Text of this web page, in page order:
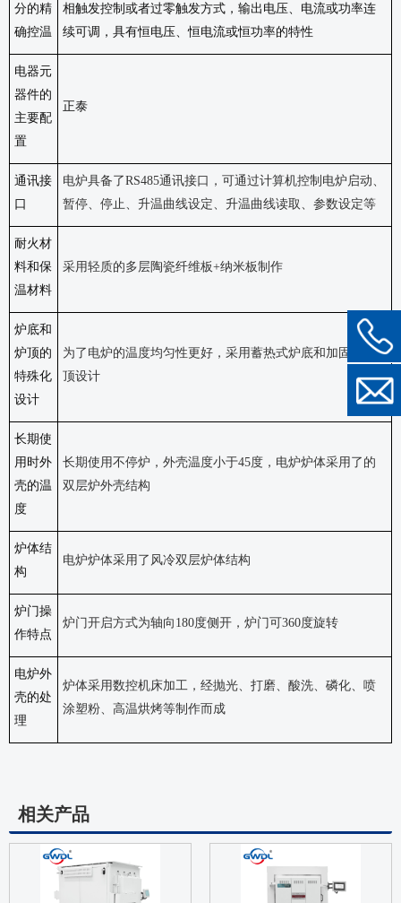
分的精
确控温
相触发控制或者过零触发方式，输出电压、电流或功率连
续可调，具有恒电压、恒电流或恒功率的特性
电器元
器件的
主要配
置
正泰
通讯接
口
电炉具备了RS485通讯接口，可通过计算机控制电炉启动、
暂停、停止、升温曲线设定、升温曲线读取、参数设定等
耐火材
料和保
温材料
采用轻质的多层陶瓷纤维板+纳米板制作
炉底和
炉顶的
特殊化
设计
为了电炉的温度均匀性更好，采用蓄热式炉底和加固型炉
顶设计
长期使
用时外
壳的温
度
长期使用不停炉，外壳温度小于45度，电炉炉体采用了的
双层炉外壳结构
炉体结
构
电炉炉体采用了风冷双层炉体结构
炉门操
作特点
炉门开启方式为轴向 180度侧开，炉门可360度旋转
电炉外
壳的处
理
炉体采用数控机床加工，经抛光、打磨、酸洗、磷化、喷
涂塑粉、高温烘烤等制作而成
相关产品